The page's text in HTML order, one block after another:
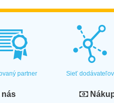
partner Sieť dodávateľov
nás